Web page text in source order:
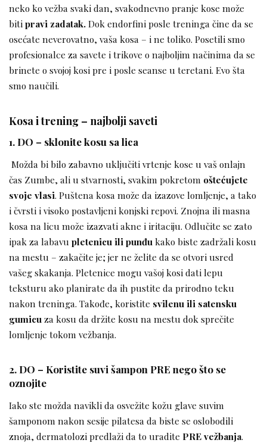
neko ko vežba svaki dan, svakodnevno pranje kose može
bitipravi zadatak.Dok endorfini posle treninga čine da se
osećate neverovatno, vaša kosa – i ne toliko. Posetili smo
profesionalce za savete i trikove o najboljim načinima da se
brinete o svojoj kosi pre i posle seanse u teretani. Evo šta
smo naučili.
Kosa i trening – najbolji saveti
1. DO – sklonite kosu sa lica
Možda bi bilo zabavno uključiti vrtenje kose u vaš onlajn
čas Zumbe, ali u stvarnosti, svakim pokretom oštećujete
svoje vlasi. Puštena kosa može da izazove lomljenje, a tako
i čvrsti i visoko postavljeni konjski repovi. Znojna ili masna
kosa na licu može izazvati akne i iritaciju. Odlučite se zato
ipak za labavu pletenicu ili punđu kako biste zadržali kosu
na mestu – zakačite je; jer ne želite da se otvori usred
vašeg skakanja. Pletenice mogu vašoj kosi dati lepu
teksturu ako planirate da ih pustite da prirodno teku
nakon treninga. Takođe, koristite svilenu ili satensku
gumicu za kosu da držite kosu na mestu dok sprečite
lomljenje tokom vežbanja.
2. DO – Koristite suvi šampon PRE nego što se
oznojite
Iako ste možda navikli da osvežite kožu glave suvim
šamponom nakon sesije pilatesa da biste se oslobodili
znoja, dermatolozi predlaži da to uradite PRE vežbanja.